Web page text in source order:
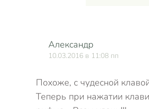
Александр
10.03.2016 в 11:08 пп
Похоже, с чудесной
Теперь при нажатии